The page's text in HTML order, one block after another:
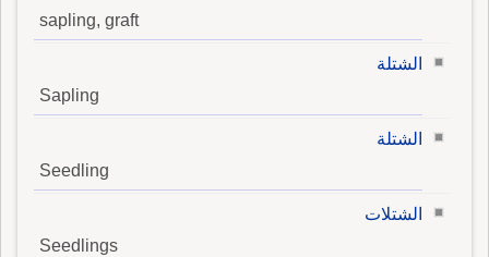
sapling, graft
الشتلة
Sapling
الشتلة
Seedling
الشتلات
Seedlings